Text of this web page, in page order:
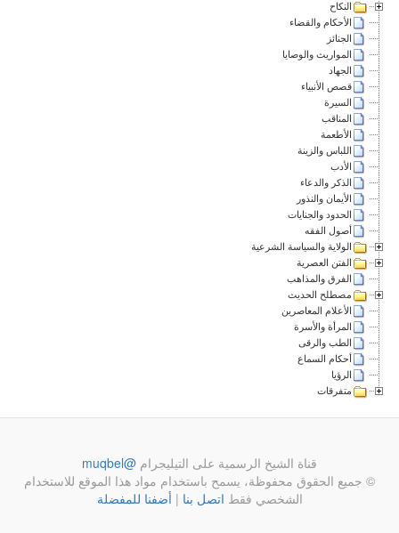
النكاح
الأحكام والقضاء
الجنائز
المواريث والوصايا
الجهاد
قصص الأنبياء
السيرة
المناقب
الأطعمة
اللباس والزينة
الأدب
الذكر والدعاء
الأيمان والنذور
الحدود والجنايات
أصول الفقه
الولاية والسياسة الشرعية
الفتن العصرية
الفرق والمذاهب
مصطلح الحديث
الأعلام المعاصرين
المرأة والأسرة
الطب والرقى
أحكام السماع
الرؤيا
متفرقات
قناة الشيخ الرسمية على التيليجرام @muqbel
© جميع الحقوق محفوظة، يسمح باستخدام مواد هذا الموقع للاستخدام
الشخصي فقط اتصل بنا | أضفنا للمفضلة